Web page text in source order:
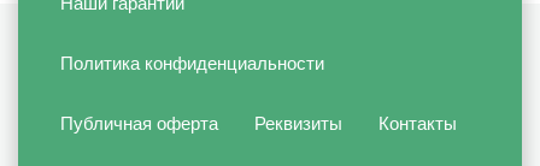
Политика конфиденциальности
Публичная оферта Реквизиты Контакты